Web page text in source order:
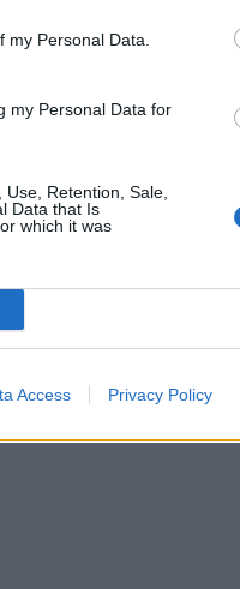
Personal Data.
my Personal Data for
Retention, Sale,
Data that Is
which it was
Access Privacy Policy